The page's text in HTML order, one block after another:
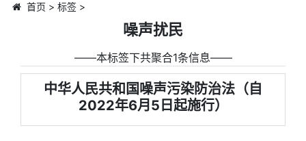
首页 > 标签>
噪声扰民
――本标签下共聚合1条信息――
中华人民共和国噪声污染防治法（自
2022年6月5日起施行）